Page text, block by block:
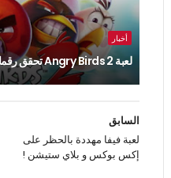
أخبار
لعبة Angry Birds 2 تحقق رقما قياسيا !
السابق
لعبة فيفا مهددة بالحظر على
إكس بوكس و بلاي ستيشن !